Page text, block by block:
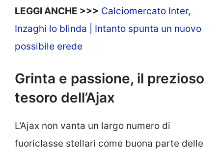
LEGGI ANCHE >>> Calciomercato Inter,
Inzaghi lo blinda | Intanto spunta un nuovo
possibile erede
Grinta e passione, il prezioso
tesoro dell’Ajax
L’Ajax non vanta un largo numero di
fuoriclasse stellari come buona parte delle